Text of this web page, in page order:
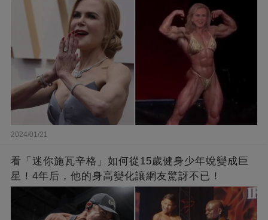
2024/01/21
看「迷你施瓦辛格」如何從15歲健身少年蛻變成巨
星！4年后，他的身高變化讓網友驚訝不已！